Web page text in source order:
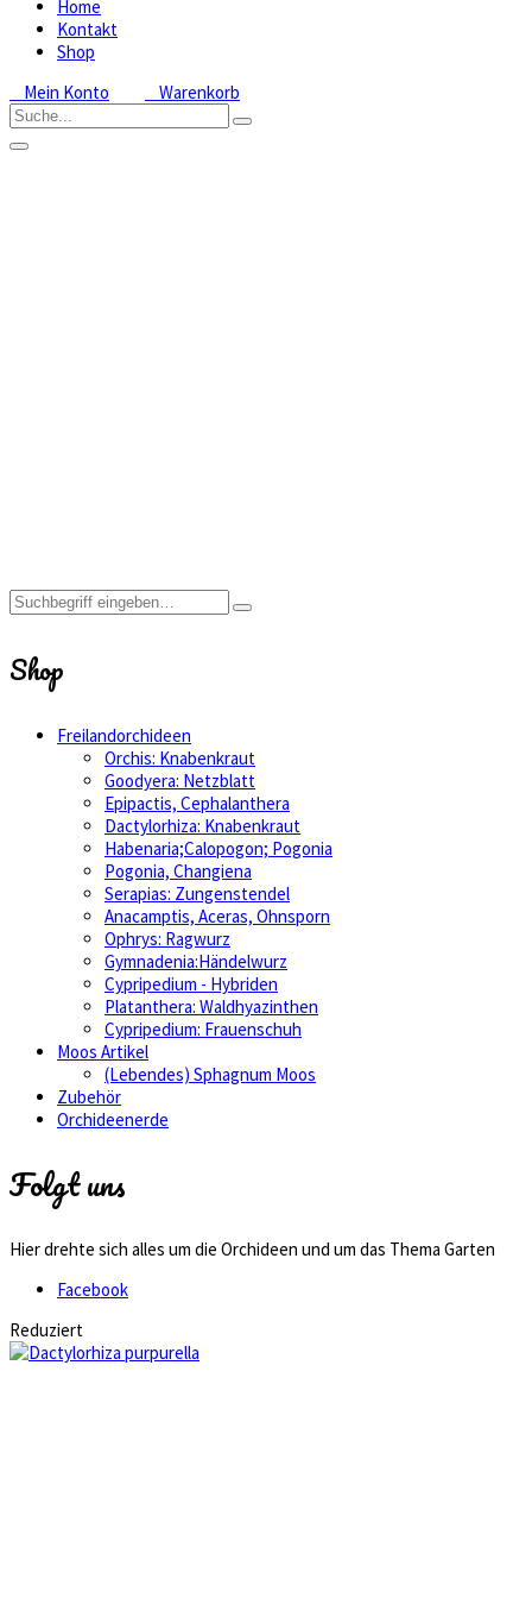
Home
Kontakt
Shop
Mein Konto
Warenkorb
Shop
Freilandorchideen
Orchis: Knabenkraut
Goodyera: Netzblatt
Epipactis, Cephalanthera
Dactylorhiza: Knabenkraut
Habenaria;Calopogon; Pogonia
Pogonia, Changiena
Serapias: Zungenstendel
Anacamptis, Aceras, Ohnsporn
Ophrys: Ragwurz
Gymnadenia:Händelwurz
Cypripedium - Hybriden
Platanthera: Waldhyazinthen
Cypripedium: Frauenschuh
Moos Artikel
(Lebendes) Sphagnum Moos
Zubehör
Orchideenerde
Folgt uns
Hier drehte sich alles um die Orchideen und um das Thema Garten
Facebook
Reduziert